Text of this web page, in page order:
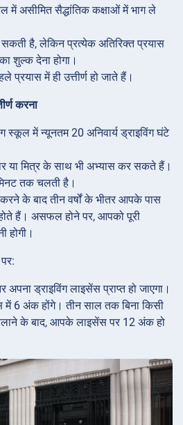
में असीमित सैद्धांतिक कक्षाओं में भाग ले
सकती है, लेकिन प्रत्येक अतिरिक्त प्रयास
शुल्क देना होगा।
प्रयास में ही उत्तीर्ण हो जाते हैं।
करना
स्कूल में न्यूनतम 20 अनिवार्य ड्राइविंग घंटे
या मित्र के साथ भी अभ्यास कर सकते हैं।
मिनट तक चलती है।
करने के बाद तीन वर्षों के भीतर आपके पास
हैं। असफल होने पर, आपको पूरी
होगी।
पर:
ड्राइविंग लाइसेंस प्राप्त हो जाएगा।
6 अंक होंगे। तीन साल तक बिना किसी
के बाद, आपके लाइसेंस पर 12 अंक हो